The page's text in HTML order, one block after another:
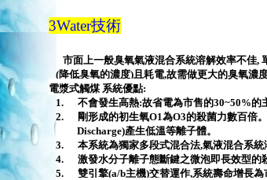
3Water技術
市面上一般臭氧氣液混合系統溶解效率不佳,
(降低臭氧的濃度)且耗電,故需做更大的臭氧濃
電漿式觸煤 系統優點:
1.
不會發生高熱:故省電為市售的30~50%的
2.
剛形成的初生氧O1為O3的殺菌力數百倍。
Discharge)產生低溫等離子體。
3.
本系統為獨家多段式混合法,氣液混合系
4.
激發水分子離子態斷鍵之微泡即長效型的
5.
雙引擎(a/b主機)交替運作,系統壽命增長為